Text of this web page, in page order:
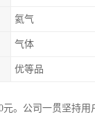
氦气
气体
优等品
。公司一贯坚持